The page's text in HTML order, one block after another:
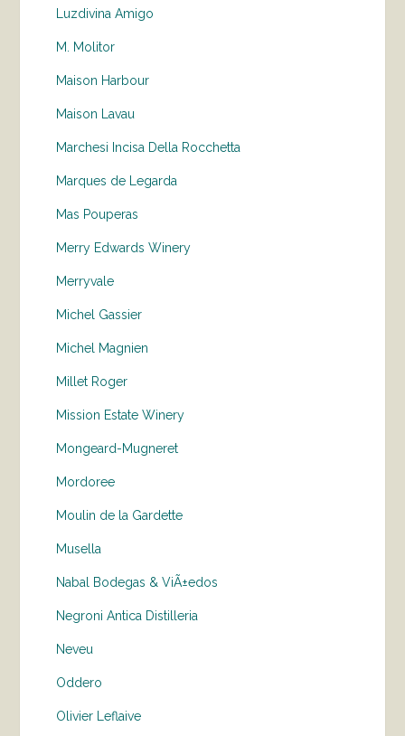
Luzdivina Amigo
M. Molitor
Maison Harbour
Maison Lavau
Marchesi Incisa Della Rocchetta
Marques de Legarda
Mas Pouperas
Merry Edwards Winery
Merryvale
Michel Gassier
Michel Magnien
Millet Roger
Mission Estate Winery
Mongeard-Mugneret
Mordoree
Moulin de la Gardette
Musella
Nabal Bodegas & ViÃ±edos
Negroni Antica Distilleria
Neveu
Oddero
Olivier Leflaive